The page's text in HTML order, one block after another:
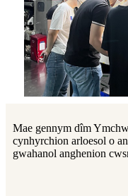
Mae gennym dîm
cynhyrchion arloesol o
gwahanol anghenion